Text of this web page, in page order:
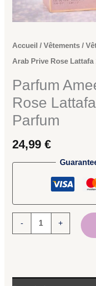
Accueil / Vêtements/
Arab Prive Rose Lattafa
Parfum
Rose
Parfum
24,99 €
-
Rose
Lattafa
Parfum
+